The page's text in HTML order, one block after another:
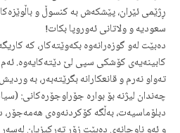
ڕژێمی ئێران، پێشكه‌ش به‌ كنسوڵ و
سعودیه‌ و ولاتانی ئه‌وروپا بكات!
ده‌بێت له‌و گوزه‌رانه‌وه‌ بكه‌وێته‌كار، كه‌
كابینه‌یه‌ی كۆشكی سپی لێ دێته‌كایه‌وه‌.
ته‌واو نه‌رم و قانعكارانه‌ بگرێته‌به‌ر، به‌
چه‌ندان لیژنه‌ بۆ بواره‌ جۆراوجۆره‌كانی:
دبلۆماسیه‌ت، به‌ڵگه‌ كۆكردنه‌وه‌ی